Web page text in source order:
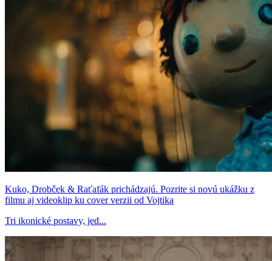
Kuko, Drobček & Raťafák prichádzajú. Pozrite si novú ukážku z
filmu aj videoklip ku cover verzii od Vojtika
Tri ikonické postavy, jed...